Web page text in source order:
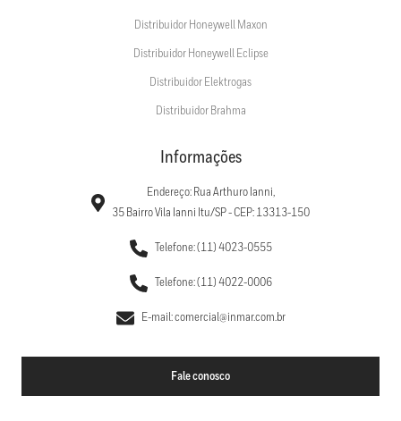
Distribuidor Honeywell Maxon
Distribuidor Honeywell Eclipse
Distribuidor Elektrogas
Distribuidor Brahma
Informações
Endereço: Rua Arthuro Ianni,
35 Bairro Vila Ianni Itu/SP - CEP: 13313-150
Telefone: (11) 4023-0555
Telefone: (11) 4022-0006
E-mail: comercial@inmar.com.br
Fale conosco